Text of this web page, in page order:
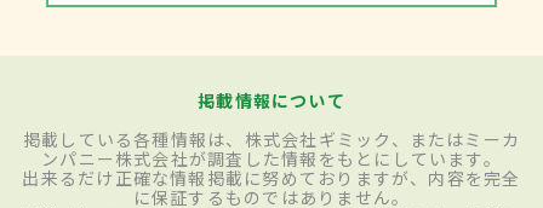
掲載情報について
掲載している各種情報は、株式会社ギミック、またはミーカ
ンパニー株式会社が調査した情報をもとにしています。
出来るだけ正確な情報掲載に努めておりますが、内容を完全
に保証するものではありません。